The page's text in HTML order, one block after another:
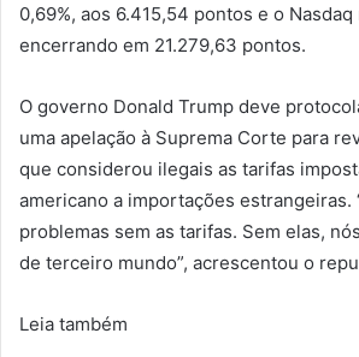
0,69%, aos 6.415,54 pontos e o
encerrando em 21.279,63 pontos.
O governo Donald Trump deve
uma apelação à Suprema Corte para
que considerou ilegais as tarifas
americano a importações estrangeiras.
problemas sem as tarifas. Sem elas,
de terceiro mundo”, acrescentou o
Leia também